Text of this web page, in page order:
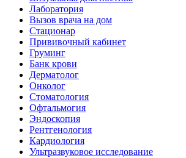
Лаборатория
Вызов врача на дом
Стационар
Прививочный кабинет
Груминг
Банк крови
Дерматолог
Онколог
Стоматология
Офтальмогия
Эндоскопия
Рентгенология
Кардиология
Ультразвуковое исследование